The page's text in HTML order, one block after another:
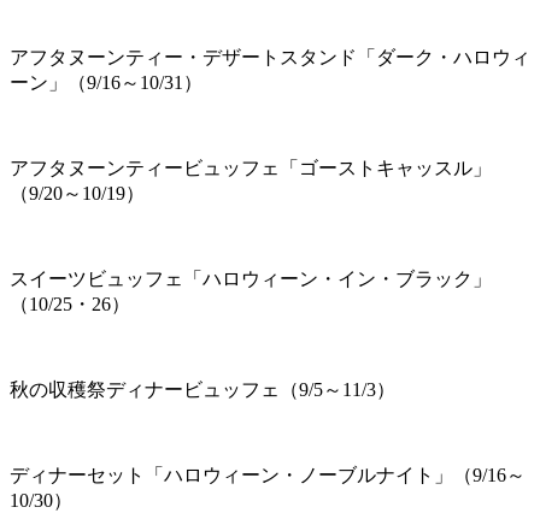
アフタヌーンティー・デザートスタンド「ダーク・ハロウィ
ーン」（9/16～10/31）
アフタヌーンティービュッフェ「ゴーストキャッスル」
（9/20～10/19）
スイーツビュッフェ「ハロウィーン・イン・ブラック」
（10/25・26）
秋の収穫祭ディナービュッフェ（9/5～11/3）
ディナーセット「ハロウィーン・ノーブルナイト」（9/16～
10/30）